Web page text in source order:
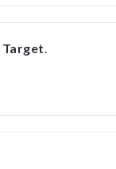
Target.